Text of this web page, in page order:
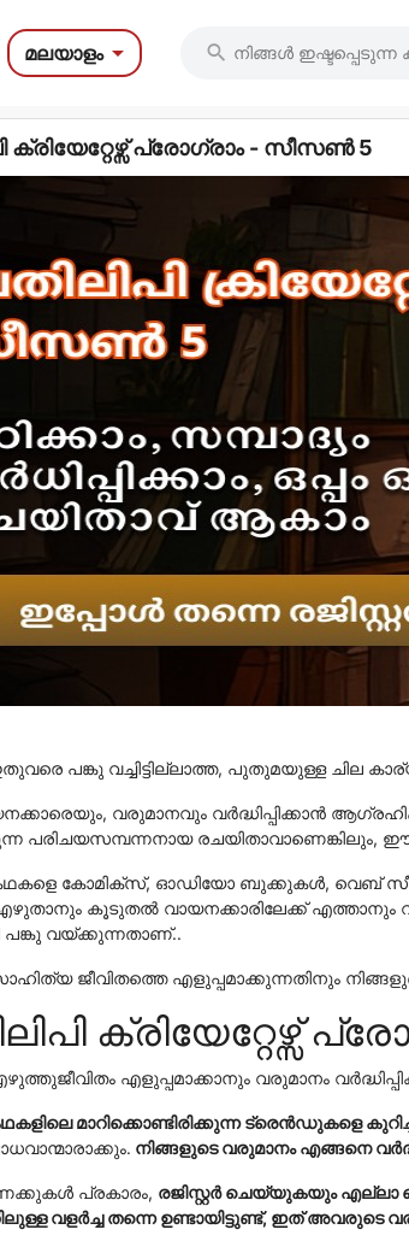
മലയാളം 
ക്രിയേറ്റേഴ്സ് പ്രോഗ്രാം - സീസൺ 5
പങ്കു വച്ചിട്ടില്ലാത്ത, പുതുമയുള്ള ചില
വരുമാനവും വർദ്ധിപ്പിക്കാൻ
പരിചയസമ്പന്നനായ രചയിതാവാണെങ്കിലും,
കോമിക്‌സ്, ഓഡിയോ ബുക്കുകൾ, വെബ്
കൂടുതൽ വായനക്കാരിലേക്ക് എത്താനും
പങ്കു വയ്ക്കുന്നതാണ്..
ജീവിതത്തെ എളുപ്പമാക്കുന്നതിനും
ക്രിയേറ്റേഴ്സ്
എളുപ്പമാക്കാനും വരുമാനം
മാറിക്കൊണ്ടിരിക്കുന്ന ട്രെൻഡുകളെ
നിങ്ങളുടെവരുമാനം എങ്ങനെ
പ്രകാരം, രജിസ്റ്റർ ചെയ്യുകയും
വളർച്ച തന്നെ ഉണ്ടായിട്ടുണ്ട്, ഇത് അവരുടെ